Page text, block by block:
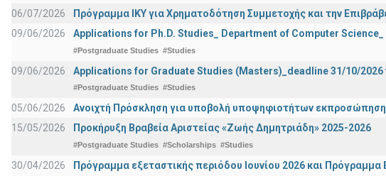
06/07/2026
Πρόγραμμα ΙΚΥ για Χρηματοδότηση Συμμετοχής και την
09/06/2026
Applications for Ph.D. Studies_ Department of Computer
#Postgraduate Studies #Studies
09/06/2026 Applications for Graduate Studies (Masters)_deadline 31/10/
#Postgraduate Studies #Studies
05/06/2026
Ανοιχτή Πρόσκληση για υποβολή υποψηφιοτήτων
15/05/2026
Προκήρυξη Βραβεία Αριστείας «Ζωής Δημητριάδη» 2025-2026
#Postgraduate Studies #Scholarships #Studies
30/04/2026 Πρόγραμμα εξεταστικής περιόδου Ιουνίου 2026 και Πρόγραμμα